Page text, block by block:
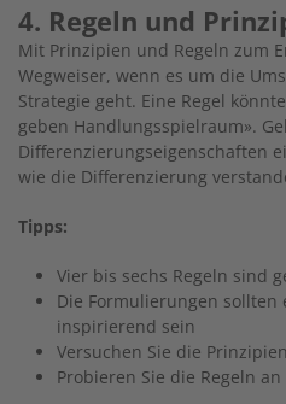
4. Regeln und
Mit Prinzipien und Regeln zum
Wegweiser, wenn es um die
Strategie geht. Eine Regel
geben Handlungsspielraum».
Differenzierungseigenschaften
wie die Differenzierung
Tipps:
Vier bis sechs Regeln sind
Die Formulierungen sollten
inspirierend sein
Versuchen Sie die
Probieren Sie die Regeln